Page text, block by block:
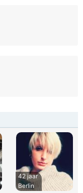
42 jaar
Berlin